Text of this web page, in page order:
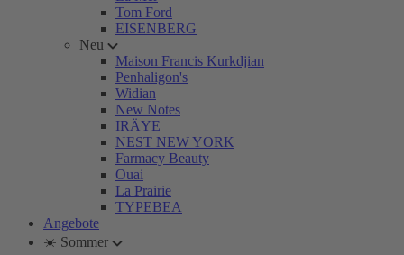
Tom Ford
EISENBERG
Neu
Maison Francis Kurkdjian
Penhaligon's
Widian
New Notes
IRÄYE
NEST NEW YORK
Farmacy Beauty
Ouai
La Prairie
TYPEBEA
Angebote
☀️ Sommer